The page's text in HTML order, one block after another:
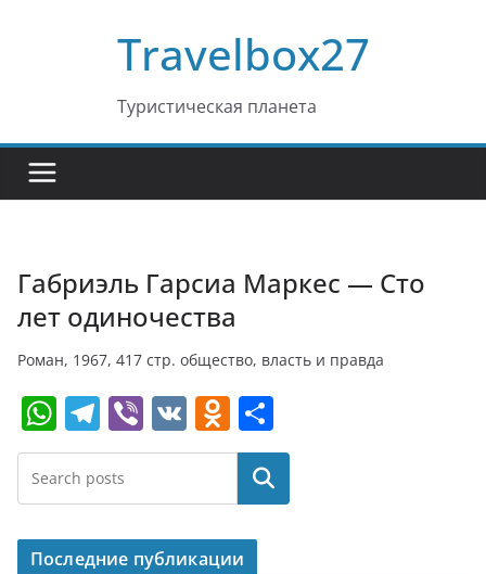
Travelbox27
Туристическая планета
Габриэль Гарсиа Маркес — Сто
лет одиночества
Роман, 1967, 417 стр. общество, власть и правда
W
h
at
s
A
T
el
e
gr
a
Vi
b
V
K
O
d
o
kl
т
п
р
Поиск
Последние публикации